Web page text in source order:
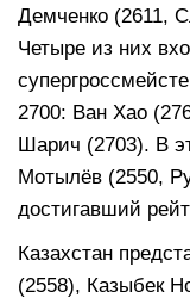
Демченко (2611,
Четыре из них
2700: Ван Хао
Шарич (2703). В
Мотылёв (2550,
достигавший
Казахстан
(2558), Казыбек